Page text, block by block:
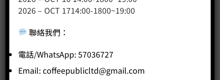
2026 – OCT 1714:00-1800~19:00
聯絡我們 ：
電話/WhatsApp: 57036727
Email:coffeepublicltd@gmail.com